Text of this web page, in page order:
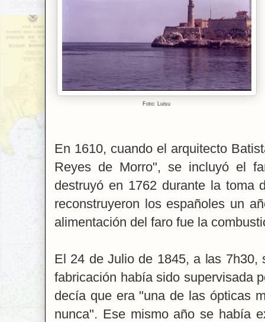
Foto: Luisu
En 1610, cuando el arquitecto
Reyes de Morro", se incluyó el
destruyó en 1762 durante la toma
reconstruyeron los españoles un
alimentación del faro fue la
El 24 de Julio de 1845, a las 7h30,
fabricación había sido supervisada
decía que era "una de las ópticas
nunca". Ese mismo año se había